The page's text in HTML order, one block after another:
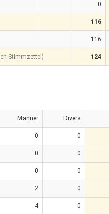
0
116
116
Stimmzettel) 124
Männer Divers
0 0
0 0
0 0
2 0
4 0